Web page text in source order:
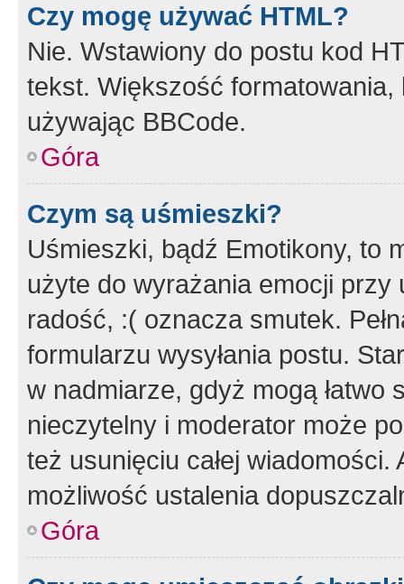
Czy mogę używać HTML?
Nie. Wstawiony do postu kod
tekst. Większość
używając BBCode.
Góra
Czym są uśmieszki?
Uśmieszki, bądź Emotikony, to
użyte do wyrażania emocji
radość, :( oznacza smutek.
formularzu wysyłania postu.
w nadmiarze, gdyż mogą
nieczytelny i moderator może
też usunięciu całej
możliwość ustalenia
Góra